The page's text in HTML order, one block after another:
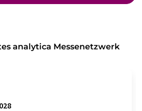
analytica Messenetzwerk